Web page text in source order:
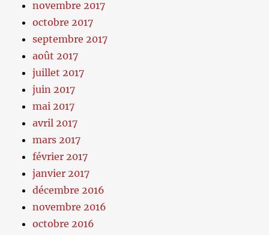
novembre 2017
octobre 2017
septembre 2017
août 2017
juillet 2017
juin 2017
mai 2017
avril 2017
mars 2017
février 2017
janvier 2017
décembre 2016
novembre 2016
octobre 2016